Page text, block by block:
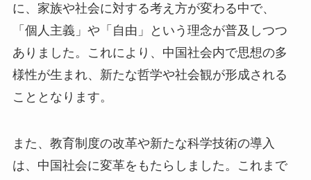
に、家族や社会に対する考え方が変わる中で、
「個人主義」や「自由」という理念が普及しつつ
ありました。これにより、中国社会内で思想の多
様性が生まれ、新たな哲学や社会観が形成される
こととなります。
また、教育制度の改革や新たな科学技術の導入
は、中国社会に変革をもたらしました。これまで